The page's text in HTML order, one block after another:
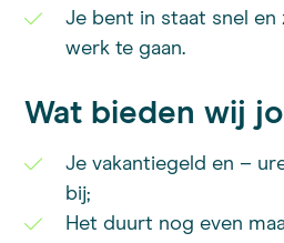
Je bent in staat snel en
werk te gaan.
Wat bieden wij
Je vakantiegeld en –
bij;
Het duurt nog even